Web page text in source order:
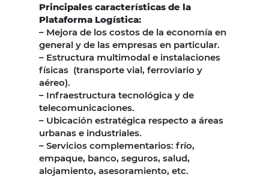
Principales características de la
Plataforma Logística:
– Mejora de los costos de la economía en
general y de las empresas en particular.
– Estructura multimodal e instalaciones
físicas (transporte vial, ferroviario y
aéreo).
– Infraestructura tecnológica y de
telecomunicaciones.
– Ubicación estratégica respecto a áreas
urbanas e industriales.
– Servicios complementarios: frío,
empaque, banco, seguros, salud,
alojamiento, asesoramiento, etc.